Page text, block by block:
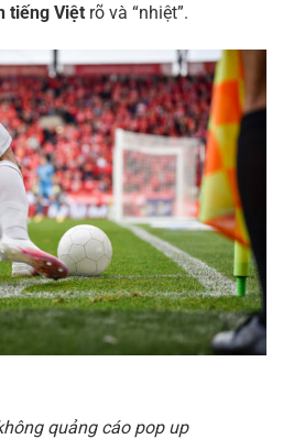
tiếng Việtrõ và “nhiệt”.
quảng cáo pop up